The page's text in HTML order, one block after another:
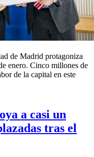
de Madrid protagoniza
enero. Cinco millones de
de la capital en este
a casi un
tras el